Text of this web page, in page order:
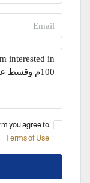
you agree to:
Terms of Use